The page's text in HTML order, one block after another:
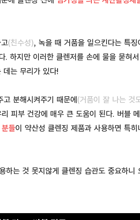
(친수성), 녹을 때 거품을 일으킨다는 특
. 하지만 이러한 클렌저를 손에 물을 묻혀
데는 무리가 있다!
분해시켜주기 때문에 (거품이 잘 나는 것
피부 건강에 매우 큰 도움이 된다. 버블
들이 약산성 클렌징 제품과 사용하면 특
하는 것 못지않게 클렌징 습관도 중요하니